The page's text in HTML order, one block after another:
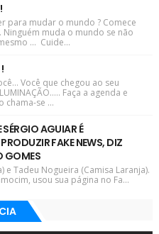
para mudar o mundo ? Comece
muda o mundo se não
... Cuide...
Você que chegou ao seu
Faça a agenda e
chama-se ...
AGUIAR É
FAKE NEWS, DIZ
GOMES
e Tadeu Nogueira (Camisa Laranja).
usou sua página no Fa...